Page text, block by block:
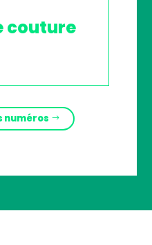
couture
numéros